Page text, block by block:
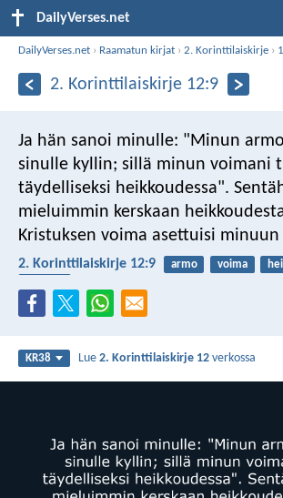
DailyVerses.net
DailyVerses.net › Raamatun kirjat ›2. Korinttilaiskirje ›
2. Korinttilaiskirje 12:9
Ja hän sanoi minulle: "Minun
sinulle kyllin; sillä minun voimani
täydelliseksi heikkoudessa".
mieluimmin kerskaan
Kristuksen voima asettuisi minuun
2. Korinttilaiskirje 12:9 armo voima
KR38 Lue2. Korinttilaiskirje 12 verkossa